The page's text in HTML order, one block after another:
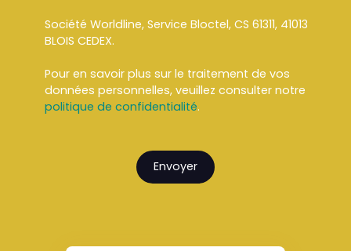
Société Worldline, Service Bloctel, CS 61311, 41013
BLOIS CEDEX.
Pour en savoir plus sur le traitement de vos
données personnelles, veuillez consulter notre
politique de confidentialité.
Envoyer